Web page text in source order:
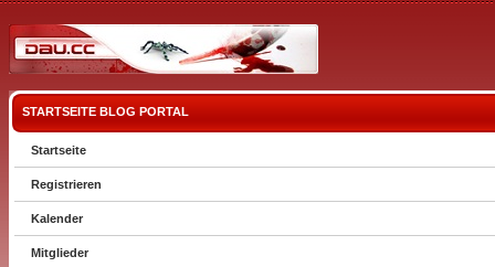
STARTSEITE BLOG PORTAL
Startseite
Registrieren
Kalender
Mitglieder